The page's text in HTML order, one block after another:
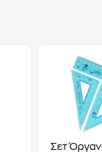
Σετ